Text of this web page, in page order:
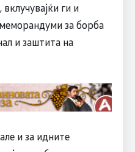
ги и
за борба
и заштита на
и за идните